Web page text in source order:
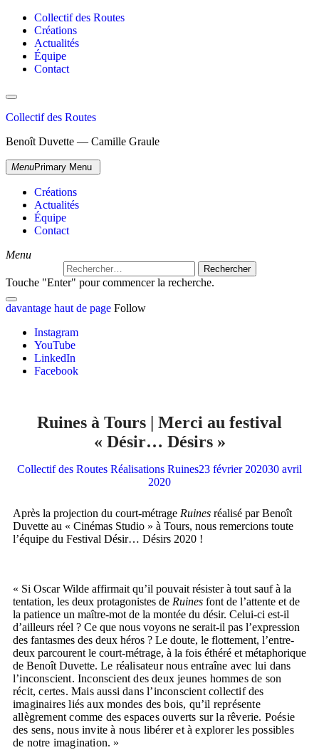
Collectif des Routes
Créations
Actualités
Équipe
Contact
Collectif des Routes
Benoît Duvette — Camille Graule
MenuPrimary Menu
Créations
Actualités
Équipe
Contact
Menu
Touche "Enter" pour commencer la recherche.
davantage haut de page Follow
Instagram
YouTube
LinkedIn
Facebook
Ruines à Tours | Merci au festival
« Désir… Désirs »
Collectif des Routes Réalisations Ruines23 février 202030 avril
2020
Après la projection du court-métrage Ruines réalisé par Benoît
Duvette au « Cinémas Studio » à Tours, nous remercions toute
l’équipe du Festival Désir… Désirs 2020 !
« Si Oscar Wilde affirmait qu’il pouvait résister à tout sauf à la
tentation, les deux protagonistes de Ruines font de l’attente et de
la patience un maître-mot de la montée du désir. Celui-ci est-il
d’ailleurs réel ? Ce que nous voyons ne serait-il pas l’expression
des fantasmes des deux héros ? Le doute, le flottement, l’entre-
deux parcourent le court-métrage, à la fois éthéré et métaphorique
de Benoît Duvette. Le réalisateur nous entraîne avec lui dans
l’inconscient. Inconscient des deux jeunes hommes de son
récit, certes. Mais aussi dans l’inconscient collectif des
imaginaires liés aux mondes des bois, qu’il représente
allègrement comme des espaces ouverts sur la rêverie. Poésie
des sens, nous invite à nous libérer et à explorer les possibles
de notre imagination. »